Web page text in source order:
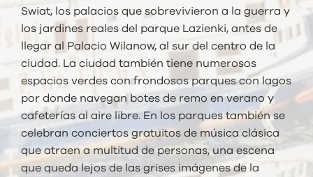
Swiat, los palacios que sobrevivieron a la guerra y
los jardines reales del parque Lazienki, antes de
llegar al Palacio Wilanow, al sur del centro de la
ciudad. La ciudad también tiene numerosos
espacios verdes con frondosos parques con lagos
por donde navegan botes de remo en verano y
cafeterías al aire libre. En los parques también se
celebran conciertos gratuitos de música clásica
que atraen a multitud de personas, una escena
que queda lejos de las grises imágenes de la